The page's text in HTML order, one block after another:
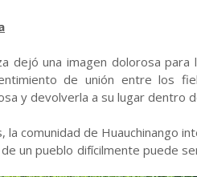
dejó una imagen dolorosa para
de unión entre los
y devolverla a su lugar dentro
la comunidad de Huauchinango
un pueblo difícilmente puede